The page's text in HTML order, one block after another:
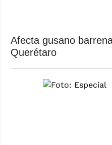
Afecta gusano
Querétaro